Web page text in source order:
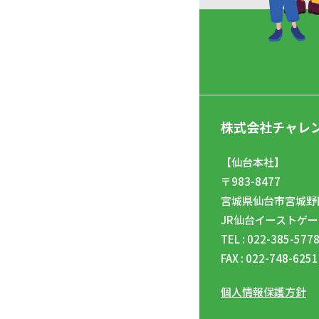
株式会社チャレ
【仙台本社】
〒983-8477
宮城県仙台市宮城
JR仙台イーストゲ
TEL : 022-385-5778
FAX : 022-748-6251
個人情報保護方針